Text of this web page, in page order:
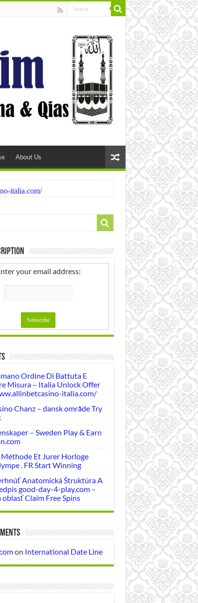
About Us
italia.com/
your email address:
Ordine Di Battuta E
Misura – Italia Unlock Offer
italia.com/
Chanz – dansk område Try
– Sweden Play & Earn
Méthode Et Jurer Horloge
. FR Start Winning
Anatomická Štruktúra A
good-day-4-play.com –
oblasť Claim Free Spins
on International Date Line